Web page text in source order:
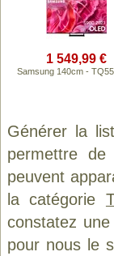
1 549,99 €
Samsung 140cm -
Générer la
permettre
peuvent
la catégorie
constatez
pour nous le